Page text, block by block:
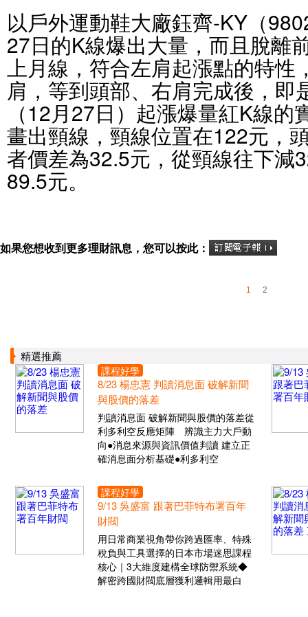
以戶外運動鞋大廠鈺齊-KY（
27日的K線爆出大量，而且脫離
上月線，符合左肩起漲點的特
肩，等到頭部、右肩完成後，即
（12月27日）起漲爆量紅K線
畫出頸線，頸線位置在122元，
者價差為32.5元，從頸線往下減
89.5元。
如果您想收到更多理財訊息，您可以按此：
1 2
精選推薦
課程好學
8/23 楊忠憲 判讀消息面 破解新聞
與股價的落差
判讀消息面 破解新聞與股價的落差從
利多利空反應矩陣 辨識主力大戶動
向●消息來源與資訊價值判讀 建立正
確消息面分析基礎●利多利空
課程好學
9/13 吳盛富 跟著巴菲特布署百年
財閥
用日常商業視角帶你跨過匯率、特殊
稅負與工具選擇的日本市場迷思課程
核心｜3大維度建構全球防禦系統◆
解密跨國財閥底層獲利邏輯用最白